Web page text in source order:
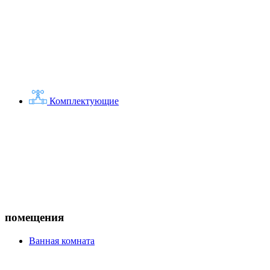
Комплектующие
помещения
Ванная комната